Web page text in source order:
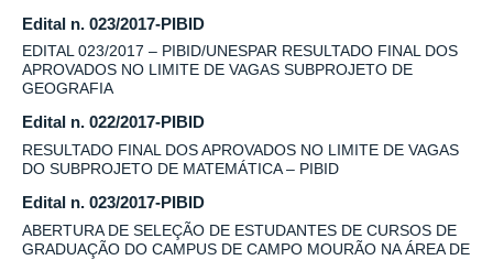
Edital n. 023/2017-PIBID
EDITAL 023/2017 – PIBID/UNESPAR RESULTADO FINAL DOS
APROVADOS NO LIMITE DE VAGAS SUBPROJETO DE
GEOGRAFIA
Edital n. 022/2017-PIBID
RESULTADO FINAL DOS APROVADOS NO LIMITE DE VAGAS
DO SUBPROJETO DE MATEMÁTICA – PIBID
Edital n. 023/2017-PIBID
ABERTURA DE SELEÇÃO DE ESTUDANTES DE CURSOS DE
GRADUAÇÃO DO CAMPUS DE CAMPO MOURÃO NA ÁREA DE